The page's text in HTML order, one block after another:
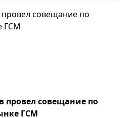
провел совещание по
ГСМ